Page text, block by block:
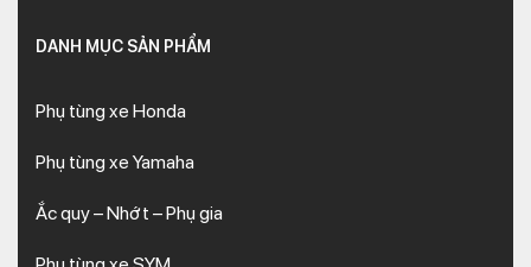
DANH MỤC SẢN PHẨM
Phụ tùng xe Honda
Phụ tùng xe Yamaha
Ắc quy – Nhớt – Phụ gia